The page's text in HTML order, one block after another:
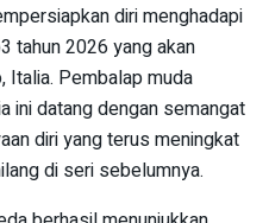
diri menghadapi
tahun 2026 yang akan
Italia. Pembalap muda
ini datang dengan semangat
diri yang terus meningkat
di seri sebelumnya.